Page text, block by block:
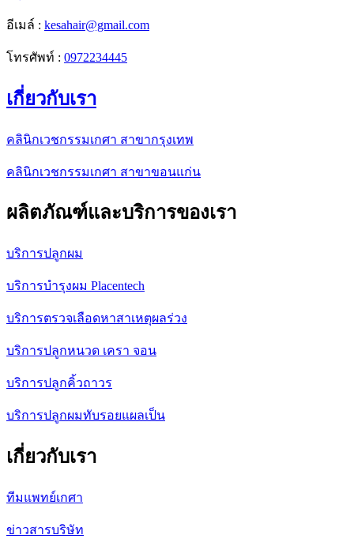
อีเมล์ : kesahair@gmail.com
โทรศัพท์ : 0972234445
เกี่ยวกับเรา
คลินิกเวชกรรมเกศา สาขากรุงเทพ
คลินิกเวชกรรมเกศา สาขาขอนแก่น
ผลิตภัณฑ์และบริการของเรา
บริการปลูกผม
บริการบำรุงผม Placentech
บริการตรวจเลือดหาสาเหตุผลร่วง
บริการปลูกหนวด เครา จอน
บริการปลูกคิ้วถาวร
บริการปลูกผมทับรอยแผลเป็น
เกี่ยวกับเรา
ทีมแพทย์เกศา
ข่าวสารบริษัท